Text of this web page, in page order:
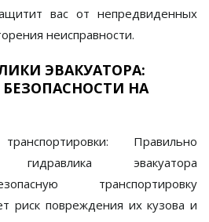
вас от непредвиденных
неисправности.
ЭВАКУАТОРА:
НА
Правильно
гидравлика эвакуатора
транспортировку
риск повреждения их кузова и